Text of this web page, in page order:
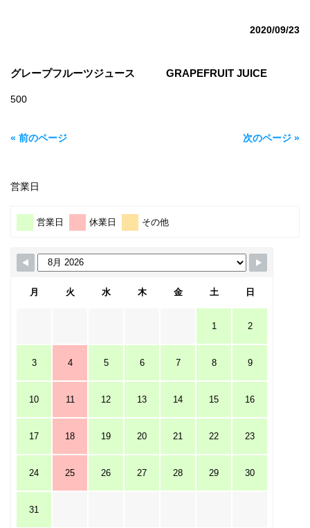
2020/09/23
グレープフルーツジュース GRAPEFRUIT JUICE
500
« 前のページ 次のページ »
営業日
営業日 休業日 その他
月 火 水 木 金 土 日
1 2
3 4 5 6 7 8 9
10 11 12 13 14 15 16
17 18 19 20 21 22 23
24 25 26 27 28 29 30
31